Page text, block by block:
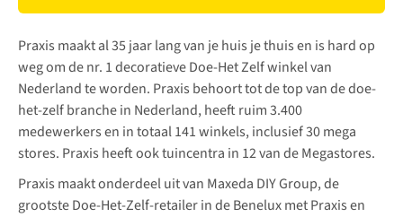
Praxis maakt al 35 jaar lang van je huis je thuis en is hard op
weg om de nr. 1 decoratieve Doe-Het Zelf winkel van
Nederland te worden. Praxis behoort tot de top van de doe-
het-zelf branche in Nederland, heeft ruim 3.400
medewerkers en in totaal 141 winkels, inclusief 30 mega
stores. Praxis heeft ook tuincentra in 12 van de Megastores.
Praxis maakt onderdeel uit van Maxeda DIY Group, de
grootste Doe-Het-Zelf-retailer in de Benelux met Praxis en